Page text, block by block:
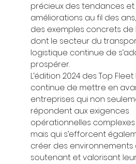
précieux des tendances
améliorations au fil des
des exemples concrets de
dont le secteur du
logistique continue de
prospérer.
L’édition 2024 des Top
continue de mettre en
entreprises qui non
répondent aux exigences
opérationnelles
mais qui s’efforcent
créer des environnements
soutenant et valorisant